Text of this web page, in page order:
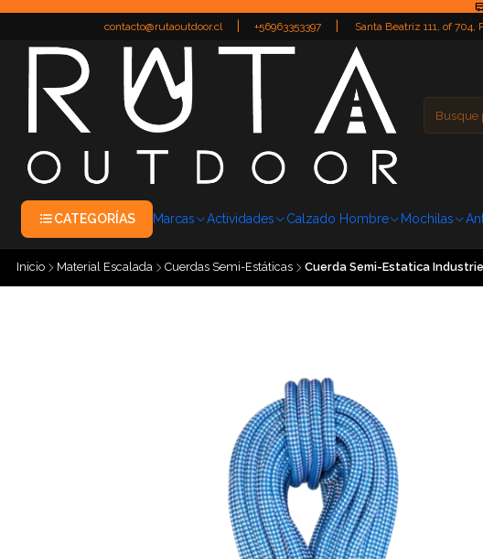
contacto@rutaoutdoor.cl
+56963353397
Santa Beatriz 111, of 704,
CATEGORÍAS Marcas Actividades Calzado Hombre Mochilas
Inicio Material Escalada Cuerdas Semi-Estáticas Cuerda Semi-Estatica